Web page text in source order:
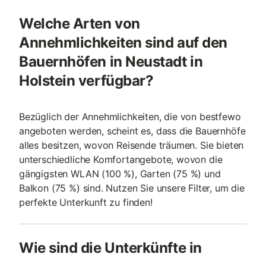
Welche Arten von
Annehmlichkeiten sind auf den
Bauernhöfen in Neustadt in
Holstein verfügbar?
Bezüglich der Annehmlichkeiten, die von bestfewo
angeboten werden, scheint es, dass die Bauernhöfe
alles besitzen, wovon Reisende träumen. Sie bieten
unterschiedliche Komfortangebote, wovon die
gängigsten WLAN (100 %), Garten (75 %) und
Balkon (75 %) sind. Nutzen Sie unsere Filter, um die
perfekte Unterkunft zu finden!
Wie sind die Unterkünfte in